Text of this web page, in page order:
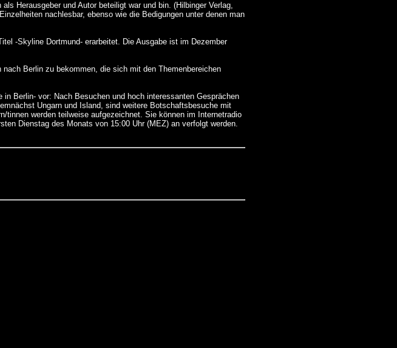
Herausgeber und Autor beteiligt war und bin. (Hilbinger Verlag,
nachlesbar, ebenso wie die Bedigungen unter denen man
-Skyline Dortmund- erarbeitet. Die Ausgabe ist im Dezember
Berlin zu bekommen, die sich mit den Themenbereichen
Berlin- vor: Nach Besuchen und hoch interessanten Gesprächen
Ungarn und Island, sind weitere Botschaftsbesuche mit
werden teilweise aufgezeichnet. Sie können im Internetradio
Dienstag des Monats von 15:00 Uhr (MEZ) an verfolgt werden.